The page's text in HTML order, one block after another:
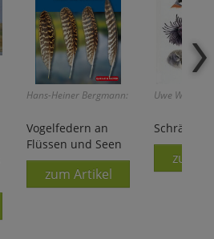
Hans-Heiner Bergmann:
Vogelfedern an
Flüssen und Seen
zum Artikel
Uwe
Schräge
zum